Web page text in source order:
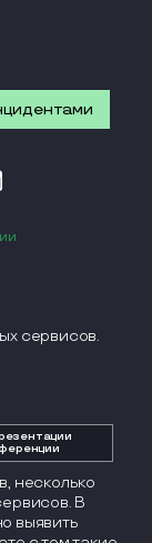
сервисов.
несколько
В
выявить